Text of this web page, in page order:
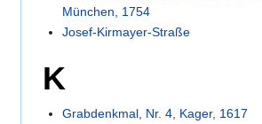
München, 1754
Josef-Kirmayer-Straße
K
Grabdenkmal, Nr. 4, Kager, 1617